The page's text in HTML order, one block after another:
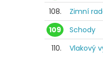
108.
Zimní
109
Schody
110.
Vlakový